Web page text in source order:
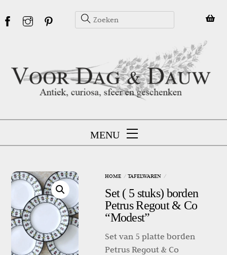
to
MENU
HOME TAFELWAREN
Set ( 5 stuks) borden
Petrus Regout & Co
“Modest”
Set van 5 platte borden
Petrus Regout & Co